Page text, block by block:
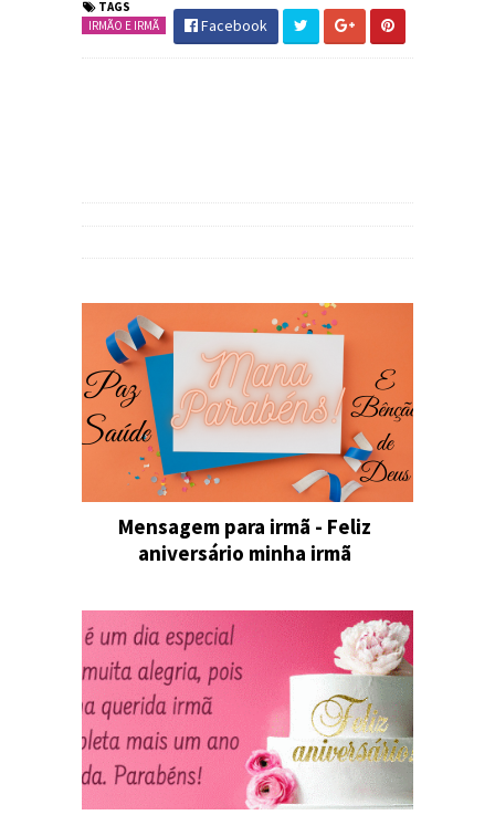
TAGS
IRMÃO E IRMÃ
Facebook
Mensagem para irmã - Feliz
aniversário minha irmã